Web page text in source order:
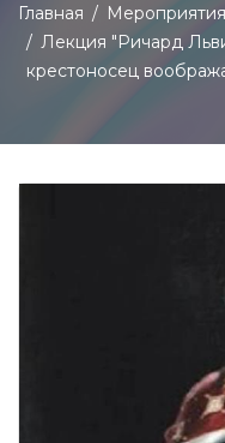
Главная
Мероприятия
Лекция "Ричард
крестоносец